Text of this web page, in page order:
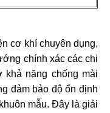
cơ khí chuyên dụng,
chính xác các chi
khả năng chống mài
đảm bảo độ ổn định
mẫu. Đây là giải